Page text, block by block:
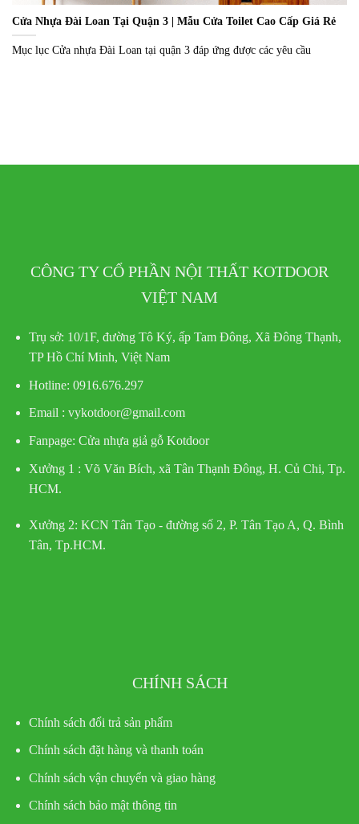
Cửa Nhựa Đài Loan Tại Quận 3 | Mẫu Cửa Toilet Cao Cấp Giá Rẻ
Mục lục Cửa nhựa Đài Loan tại quận 3 đáp ứng được các yêu cầu
CÔNG TY CỔ PHẦN NỘI THẤT KOTDOOR
VIỆT NAM
Trụ sở: 10/1F, đường Tô Ký, ấp Tam Đông, Xã Đông Thạnh,
TP Hồ Chí Minh, Việt Nam
Hotline: 0916.676.297
Email : vykotdoor@gmail.com
Fanpage: Cửa nhựa giả gỗ Kotdoor
Xưởng 1 : Võ Văn Bích, xã Tân Thạnh Đông, H. Củ Chi, Tp.
HCM.
Xưởng 2: KCN Tân Tạo - đường số 2, P. Tân Tạo A, Q. Bình
Tân, Tp.HCM.
CHÍNH SÁCH
Chính sách đổi trả sản phẩm
Chính sách đặt hàng và thanh toán
Chính sách vận chuyển và giao hàng
Chính sách bảo mật thông tin